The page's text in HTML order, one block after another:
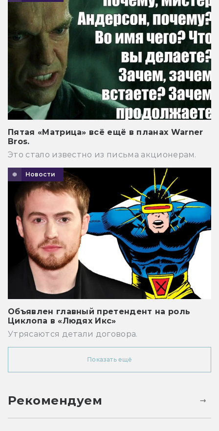
Пятая «Матрица» всё ещё в планах Warner
Bros.
Это стало известно из письма акционерам.
Новости
Объявлен главный претендент на роль
Циклопа в «Людях Икс»
Утрясаются детали договора.
Показать ещё
Рекомендуем